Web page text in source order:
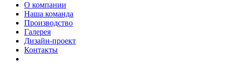
О компании
Наша команда
Производство
Галерея
Дизайн-проект
Контакты